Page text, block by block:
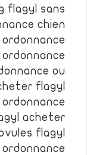
flagyl sans
chien
ou
flagyl
acheter
flagyl
ordonnance